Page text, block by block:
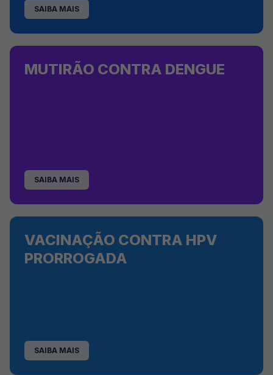
SAIBA MAIS
MUTIRÃO CONTRA DENGUE
SAIBA MAIS
VACINAÇÃO CONTRA HPV
PRORROGADA
SAIBA MAIS